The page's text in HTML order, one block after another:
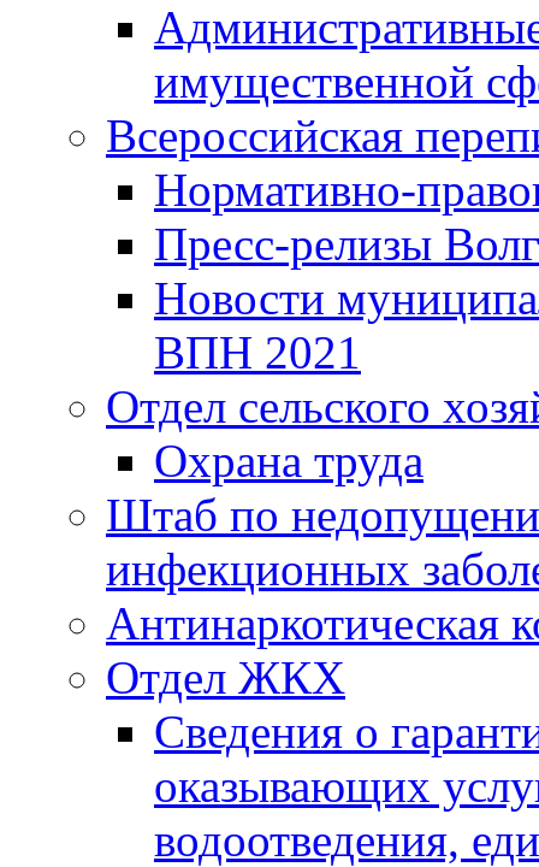
имущественной
Всероссийская
Нормативно-
Пресс-релизы
Новости
ВПН 2021
Отдел сельского
Охрана труда
Штаб по
инфекционных
Антинаркотическая
Отдел ЖКХ
Сведения о
оказывающих
водоотведения,